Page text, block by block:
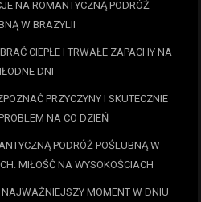
NA ROMANTYCZNĄ PODRÓŻ
W BRAZYLII
CIEPŁE I TRWAŁE ZAPACHY NA
DNI
PRZYCZYNY I SKUTECZNIE
NA CO DZIEŃ
PODRÓŻ POŚLUBNĄ W
MIŁOŚĆ NA WYSOKOŚCIACH
MOMENT W DNIU